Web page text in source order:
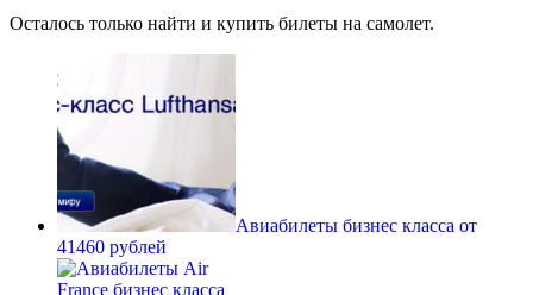
Осталось только найти и купить билеты на самолет.
Авиабилеты бизнес класса от
41460 рублей